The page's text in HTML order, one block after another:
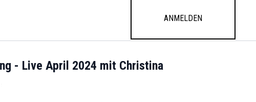
Anmelden
- Live April 2024 mit Christina